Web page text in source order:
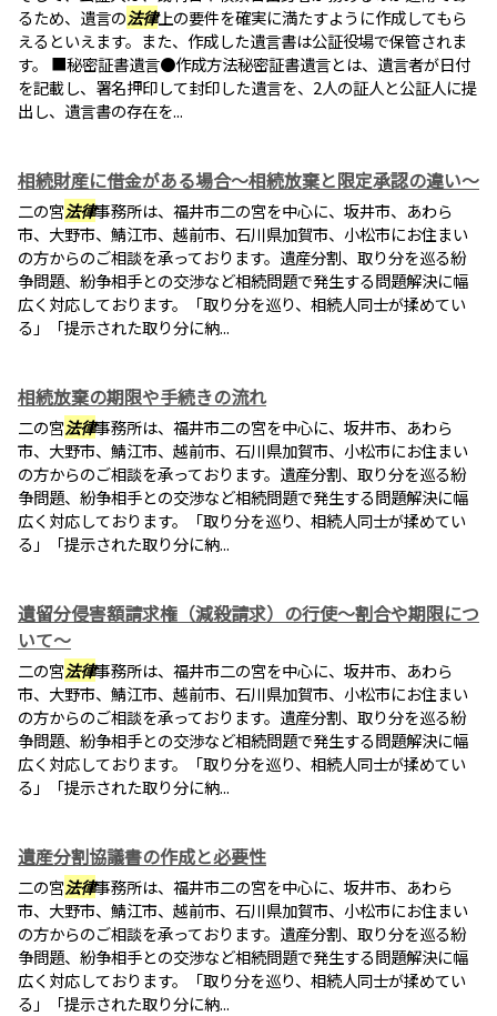
るため、遺言の法律上の要件を確実に満たすように作成してもら
えるといえます。また、作成した遺言書は公証役場で保管されま
す。 ■秘密証書遺言●作成方法秘密証書遺言とは、遺言者が日付
を記載し、署名押印して封印した遺言を、2人の証人と公証人に提
出し、遺言書の存在を...
相続財産に借金がある場合～相続放棄と限定承認の違い～
二の宮法律事務所は、福井市二の宮を中心に、坂井市、あわら
市、大野市、鯖江市、越前市、石川県加賀市、小松市にお住まい
の方からのご相談を承っております。遺産分割、取り分を巡る紛
争問題、紛争相手との交渉など相続問題で発生する問題解決に幅
広く対応しております。「取り分を巡り、相続人同士が揉めてい
る」「提示された取り分に納...
相続放棄の期限や手続きの流れ
二の宮法律事務所は、福井市二の宮を中心に、坂井市、あわら
市、大野市、鯖江市、越前市、石川県加賀市、小松市にお住まい
の方からのご相談を承っております。遺産分割、取り分を巡る紛
争問題、紛争相手との交渉など相続問題で発生する問題解決に幅
広く対応しております。「取り分を巡り、相続人同士が揉めてい
る」「提示された取り分に納...
遺留分侵害額請求権（減殺請求）の行使～割合や期限につ
いて～
二の宮法律事務所は、福井市二の宮を中心に、坂井市、あわら
市、大野市、鯖江市、越前市、石川県加賀市、小松市にお住まい
の方からのご相談を承っております。遺産分割、取り分を巡る紛
争問題、紛争相手との交渉など相続問題で発生する問題解決に幅
広く対応しております。「取り分を巡り、相続人同士が揉めてい
る」「提示された取り分に納...
遺産分割協議書の作成と必要性
二の宮法律事務所は、福井市二の宮を中心に、坂井市、あわら
市、大野市、鯖江市、越前市、石川県加賀市、小松市にお住まい
の方からのご相談を承っております。遺産分割、取り分を巡る紛
争問題、紛争相手との交渉など相続問題で発生する問題解決に幅
広く対応しております。「取り分を巡り、相続人同士が揉めてい
る」「提示された取り分に納...